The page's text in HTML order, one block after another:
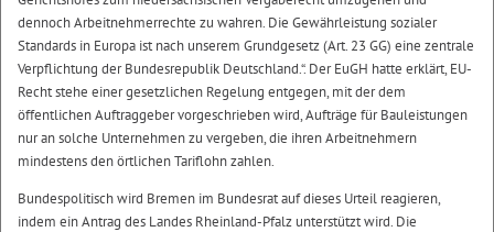
dennoch Arbeitnehmerrechte zu wahren. Die Gewährleistung sozialer
Standards in Europa ist nach unserem Grundgesetz (Art. 23 GG) eine zentrale
Verpflichtung der Bundesrepublik Deutschland.“. Der EuGH hatte erklärt, EU-
Recht stehe einer gesetzlichen Regelung entgegen, mit der dem
öffentlichen Auftraggeber vorgeschrieben wird, Aufträge für Bauleistungen
nur an solche Unternehmen zu vergeben, die ihren Arbeitnehmern
mindestens den örtlichen Tariflohn zahlen.
Bundespolitisch wird Bremen im Bundesrat auf dieses Urteil reagieren,
indem ein Antrag des Landes Rheinland-Pfalz unterstützt wird. Die